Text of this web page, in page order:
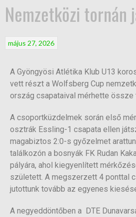
Nemzetközi tornán
május 27, 2026
A Gyöngyösi Atlétika Klub U13
vett részt a Wolfsberg Cup
ország csapataival mérhette össze
A csoportküzdelmek során első
osztrák Essling-1 csapata ellen
magabiztos 2:0-s győzelmet
találkozón a bosnyák FK Rudan
pályára, ahol kiegyenlített
született. A megszerzett 4 ponttal
jutottunk tovább az egyenes
A negyeddöntőben a DTE